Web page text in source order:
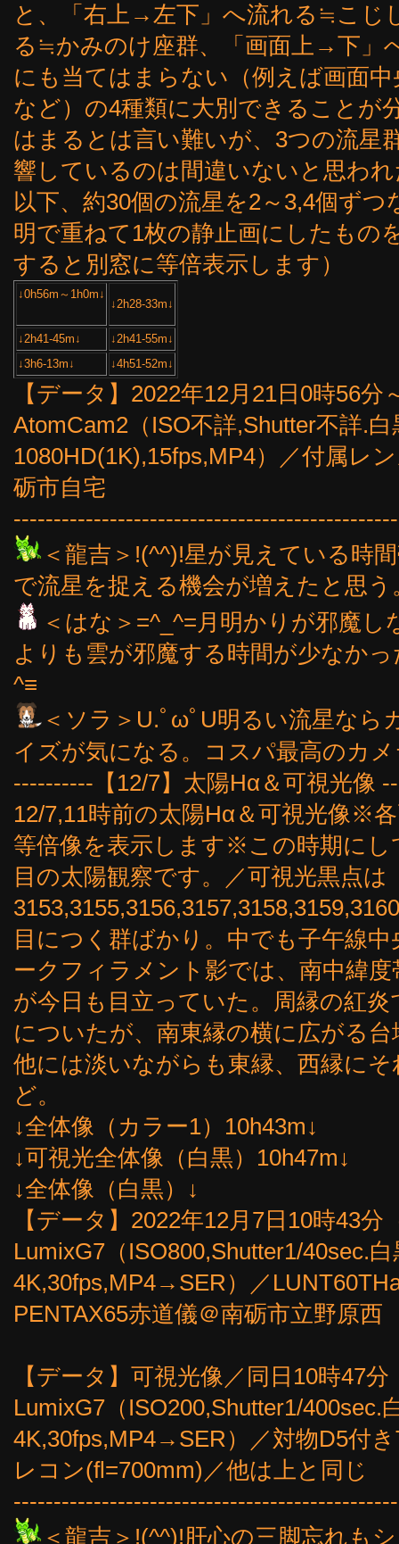
と、「右上→左下」へ流れる≒こじ
る≒かみのけ座群、「画面上→下」
にも当てはまらない（例えば画面
など）の4種類に大別できることが
はまるとは言い難いが、3つの流星
響しているのは間違いないと思わ
以下、約30個の流星を2～3,4個ず
明で重ねて1枚の静止画にしたもの
すると別窓に等倍表示します）
↓0h56m～1h0m↓
↓2h28-33m↓
↓2h41-45m↓
↓2h41-55m↓
↓3h6-13m↓
↓4h51-52m↓
【データ】2022年12月21日0時56
AtomCam2（ISO不詳,Shutter不詳.
1080HD(1K),15fps,MP4）／付属レ
砺市自宅
＜龍吉＞!(^^)!星が見えている時
で流星を捉える機会が増えたと思
＜はな＞=^_^=月明かりが邪魔
よりも雲が邪魔する時間が少なか
^≡
＜ソラ＞U.ﾟωﾟU明るい流星な
イズが気になる。コスパ最高のカ
----------【12/7】太陽Hα＆可視光像
12/7,11時前の太陽Hα＆可視光像※
等倍像を表示します※この時期にし
目の太陽観察です。／可視光黒点は
目につく群ばかり。中でも子午線
ークフィラメント影では、南中緯
が今日も目立っていた。周縁の紅
についたが、南東縁の横に広がる
他には淡いながらも東縁、西縁に
ど。
↓全体像（カラー1）10h43m↓
↓可視光全体像（白黒）10h47m↓
↓全体像（白黒）↓
【データ】2022年12月7日10時43分
LumixG7（ISO800,Shutter1/40sec.
4K,30fps,MP4→SER）／
PENTAX65赤道儀＠南砺市立野原西
【データ】可視光像／同日10時47
LumixG7（ISO200,Shutter1/
4K,30fps,MP4→SER）／対物D5付
レコン(fl=700mm)／他は上と同じ
＜龍吉＞!(^^)!肝心の三脚忘れも